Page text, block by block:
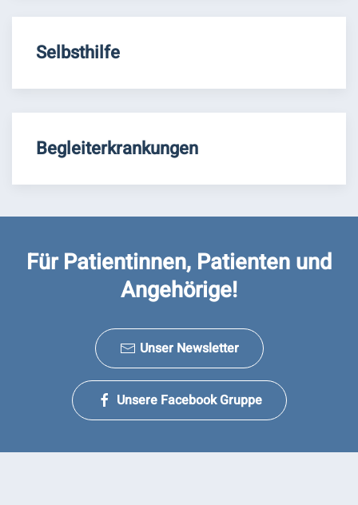
Selbsthilfe
Begleiterkrankungen
Für Patientinnen, Patienten und
Angehörige!
Unser Newsletter
Unsere Facebook Gruppe